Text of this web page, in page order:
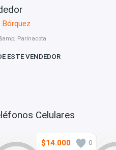
Bórquez
Parinacota
ESTE VENDEDOR
Celulares
$14.000
0